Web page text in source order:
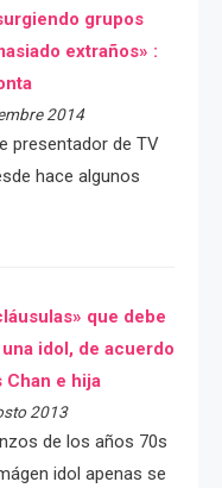
grupos
extraños» :
2014
presentador de TV
hace algunos
que debe
idol, de acuerdo
Chan e hija
2013
de los años 70s
idol apenas se